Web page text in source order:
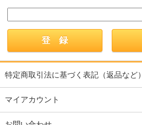
特定商取引法に基づく表記（返品など）
マイアカウント